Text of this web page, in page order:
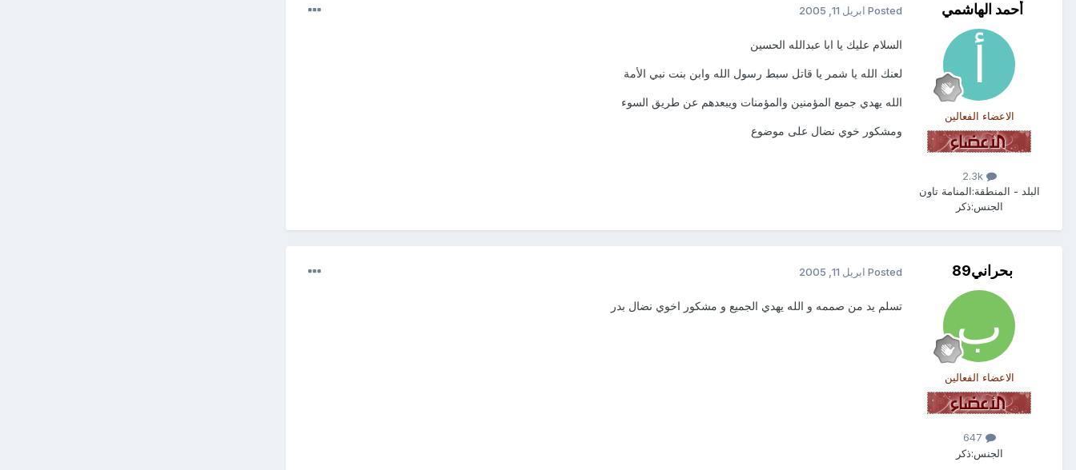
أحمد الهاشمي
الاعضاء الفعالين
2.3k
البلد - المنطقة:المنامة تاون
الجنس:ذكر
Posted ابريل 11, 2005
السلام عليك يا ابا عبدالله الحسين
لعنك الله يا شمر يا قاتل سبط رسول الله وابن بنت نبي الأمة
الله يهدي جميع المؤمنين والمؤمنات ويبعدهم عن طريق السوء
ومشكور خوي نضال على موضوع
بحراني89
الاعضاء الفعالين
الجنس:ذكر
Posted ابريل 11, 2005
تسلم يد من صممه و الله يهدي الجميع و مشكور اخوي نضال بدر